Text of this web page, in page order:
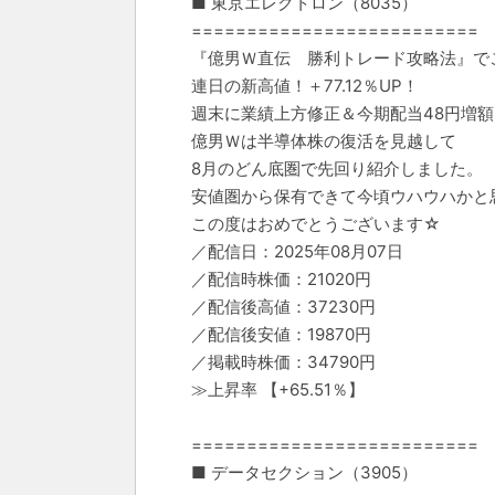
==========================
『億男Ｗ直伝 勝利トレード攻略法』で
連日の新高値！＋77.12％UP！
週末に業績上方修正＆今期配当48円増額
億男Ｗは半導体株の復活を見越して
8月のどん底圏で先回り紹介しました。
安値圏から保有できて今頃ウハウハかと
この度はおめでとうございます☆
／配信日：2025年08月07日
／配信時株価：21020円
／配信後高値：37230円
／配信後安値：19870円
／掲載時株価：34790円
≫上昇率 【+65.51％】
==========================
■ データセクション（3905）